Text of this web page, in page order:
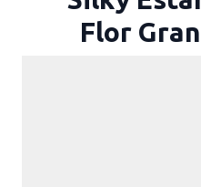
Flor